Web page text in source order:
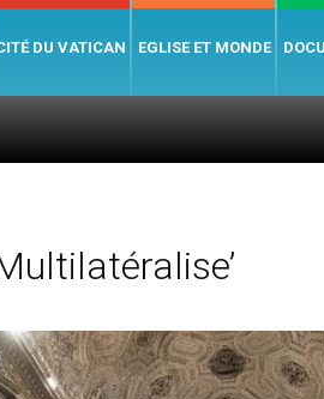
DU VATICAN EGLISE ET MONDE